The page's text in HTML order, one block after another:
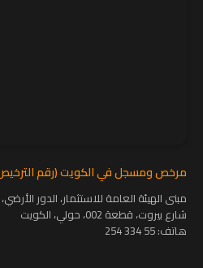
مرخص ومسجل في الكويت (رقم الترخيص 2017/
مبنى الهيئة العامة للاستثمار، الدور الأرضي،
شارع بيروت، قطعة 002، حولي، الكويت
هاتف:55 334 254